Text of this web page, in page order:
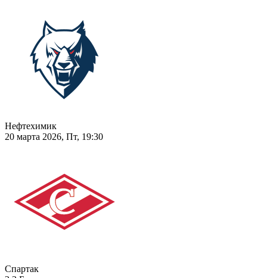
Нефтехимик
20 марта 2026, Пт, 19:30
Спартак